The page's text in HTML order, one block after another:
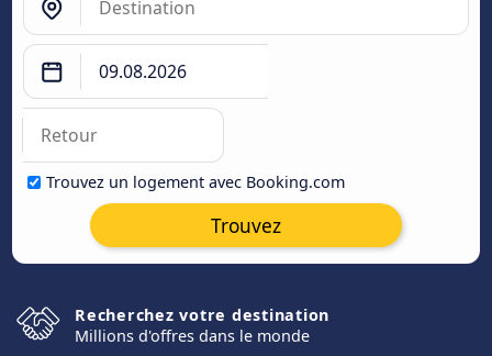
Trouvez un logement avec Booking.com
Trouvez
Recherchez votre destination
Millions d'offres dans le monde